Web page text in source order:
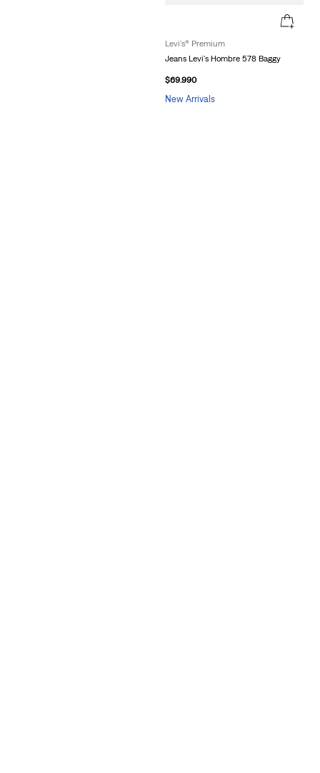
Levi's® Premium
Jeans Levi's Hombre 578 Baggy
$69.990
New Arrivals